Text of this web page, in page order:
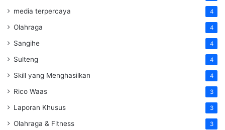
media terpercaya 4
Olahraga 4
Sangihe 4
Sulteng 4
Skill yang Menghasilkan 4
Rico Waas 3
Laporan Khusus 3
Olahraga & Fitness 3